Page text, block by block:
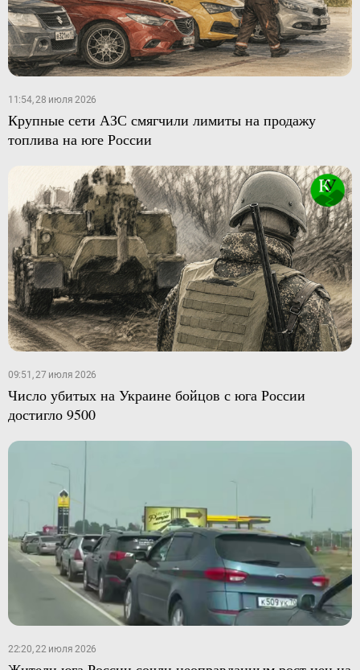
11:54, 28 июля 2026
Крупные сети АЗС смягчили лимиты на продажу
топлива на юге России
09:51, 27 июля 2026
Число убитых на Украине бойцов с юга России
достигло 9500
22:20, 22 июля 2026